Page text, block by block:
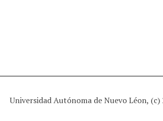
Universidad Autónoma de Nuevo Léon,